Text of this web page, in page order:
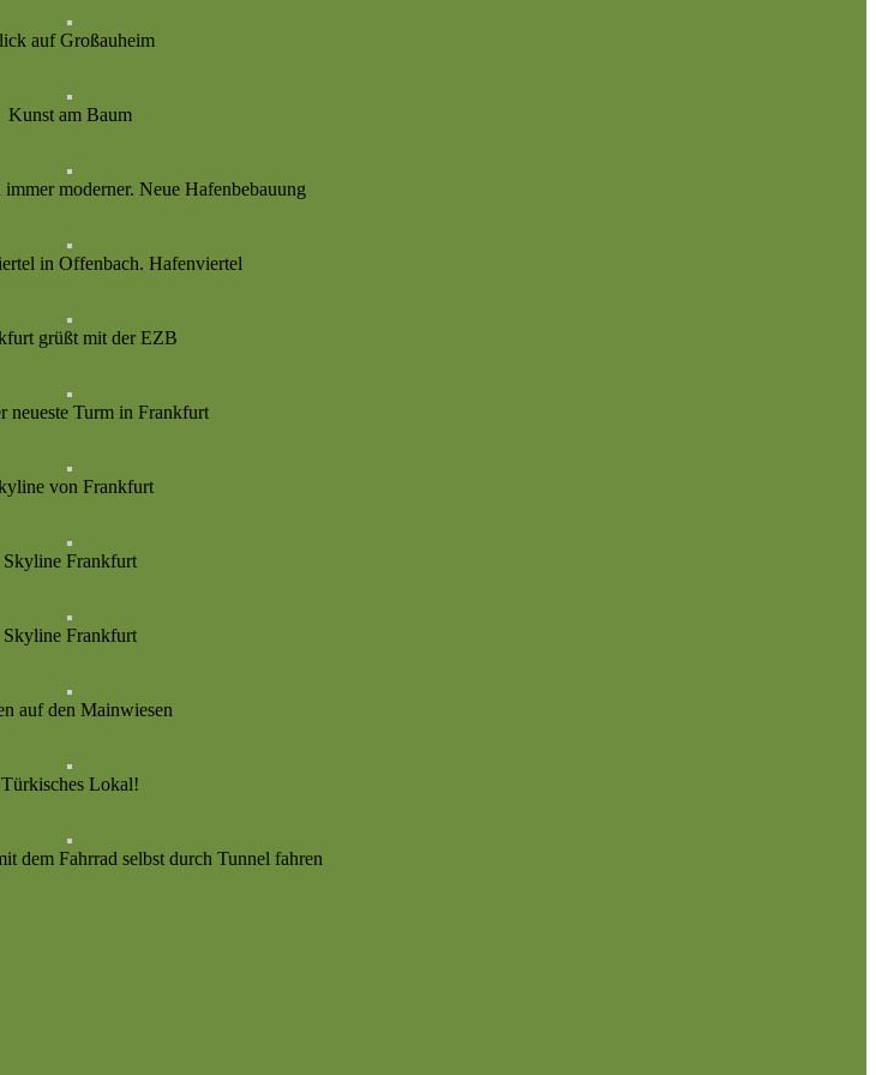
auf Großauheim
Kunst am Baum
moderner. Neue Hafenbebauung
in Offenbach. Hafenviertel
grüßt mit der EZB
neueste Turm in Frankfurt
von Frankfurt
Skyline Frankfurt
Skyline Frankfurt
auf den Mainwiesen
Türkisches Lokal!
dem Fahrrad selbst durch Tunnel fahren